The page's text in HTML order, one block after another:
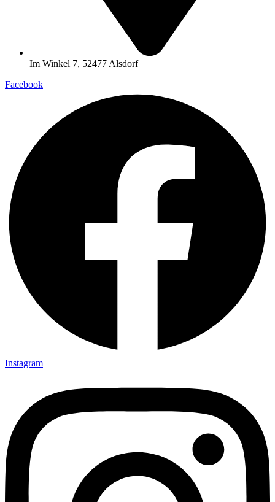
Im Winkel 7, 52477 Alsdorf
Facebook
Instagram